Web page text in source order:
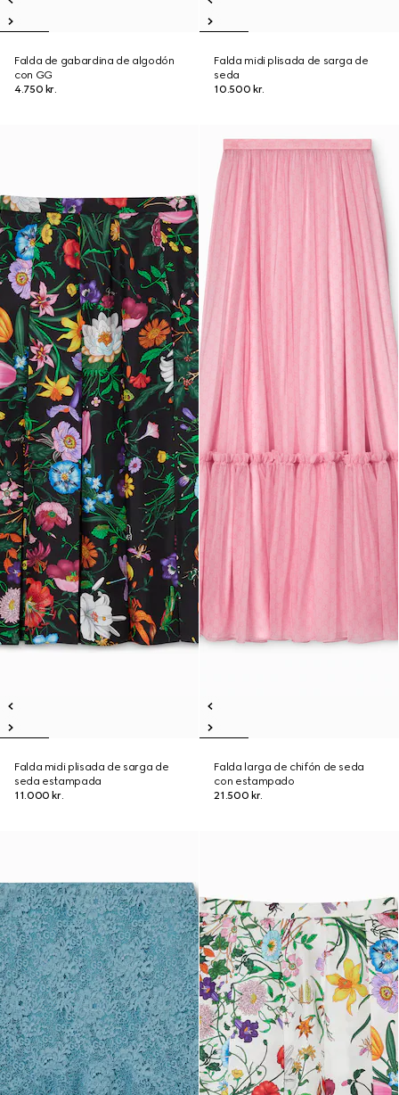
Falda de gabardina de algodón
con GG
4.750 kr.
Falda midi plisada de sarga de
seda
10.500 kr.
Falda midi plisada de sarga de
seda estampada
11.000 kr.
Falda larga de chifón de seda
con estampado
21.500 kr.